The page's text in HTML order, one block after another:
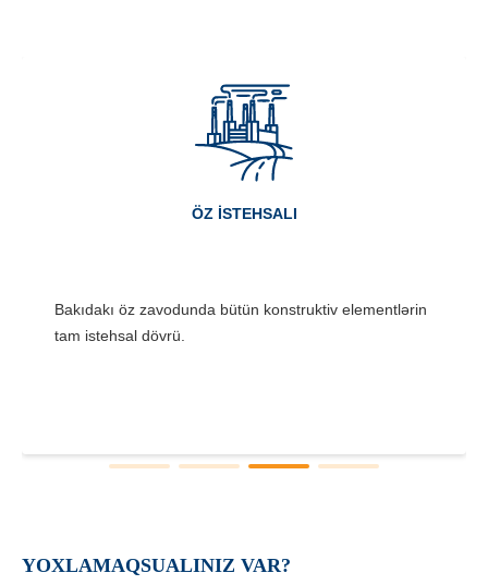
ÖZ ISTEHSALI
Bakıdakı öz zavodunda bütün konstruktiv elementlərin
tam istehsal dövrü.
YOXLAMAQSUALINIZ VAR?